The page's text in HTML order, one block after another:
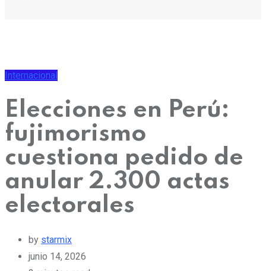
Internacional
Elecciones en Perú:
fujimorismo
cuestiona pedido de
anular 2.300 actas
electorales
by starmix
junio 14, 2026